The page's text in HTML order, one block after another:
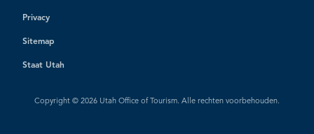
Privacy
Sitemap
Staat Utah
Copyright © 2026 Utah Office of Tourism. Alle rechten voorbehouden.